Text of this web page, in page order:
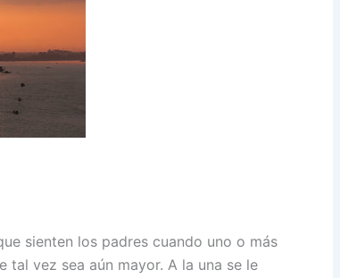
sienten los padres cuando uno o más
tal vez sea aún mayor. A la una se le